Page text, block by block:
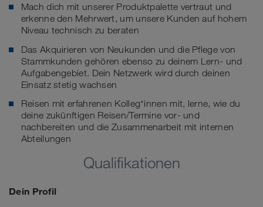
Mach dich mit unserer Produktpalette vertraut und
erkenne den Mehrwert, um unsere Kunden auf hohem
Niveau technisch zu beraten
Das Akquirieren von Neukunden und die Pflege von
Stammkunden gehören ebenso zu deinem Lern- und
Aufgabengebiet. Dein Netzwerk wird durch deinen
Einsatz stetig wachsen
Reisen mit erfahrenen Kolleg*innen mit, lerne, wie du
deine zukünftigen Reisen/Termine vor- und
nachbereiten und die Zusammenarbeit mit internen
Abteilungen
Qualifikationen
Dein Profil